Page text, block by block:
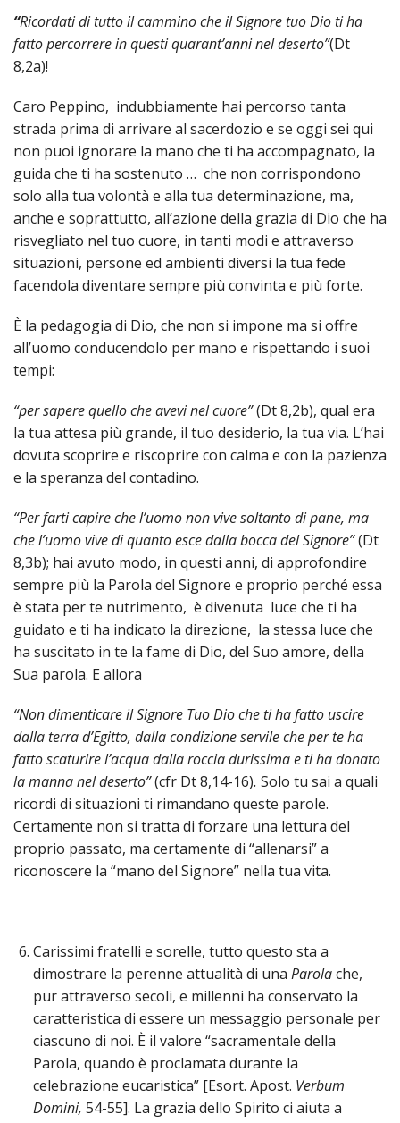
“Ricordati di tutto il cammino che il Signore tuo Dio ti ha
fatto percorrere in questi quarant’anni nel deserto”(Dt
8,2a)!
Caro Peppino, indubbiamente hai percorso tanta
strada prima di arrivare al sacerdozio e se oggi sei qui
non puoi ignorare la mano che ti ha accompagnato, la
guida che ti ha sostenuto … che non corrispondono
solo alla tua volontà e alla tua determinazione, ma,
anche e soprattutto, all’azione della grazia di Dio che ha
risvegliato nel tuo cuore, in tanti modi e attraverso
situazioni, persone ed ambienti diversi la tua fede
facendola diventare sempre più convinta e più forte.
È la pedagogia di Dio, che non si impone ma si offre
all’uomo conducendolo per mano e rispettando i suoi
tempi:
“per sapere quello che avevi nel cuore”(Dt 8,2b), qual era
la tua attesa più grande, il tuo desiderio, la tua via. L’hai
dovuta scoprire e riscoprire con calma e con la pazienza
e la speranza del contadino.
“Per farti capire che l’uomo non vive soltanto di pane, ma
che l’uomo vive di quanto esce dalla bocca del Signore”(Dt
8,3b); hai avuto modo, in questi anni, di approfondire
sempre più la Parola del Signore e proprio perché essa
è stata per te nutrimento, è divenuta luce che ti ha
guidato e ti ha indicato la direzione, la stessa luce che
ha suscitato in te la fame di Dio, del Suo amore, della
Sua parola. E allora
“Non dimenticare il Signore Tuo Dio che ti ha fatto uscire
dalla terra d’Egitto, dalla condizione servile che per te ha
fatto scaturire l’acqua dalla roccia durissima e ti ha donato
la manna nel deserto”(cfr Dt 8,14-16). Solo tu sai a quali
ricordi di situazioni ti rimandano queste parole.
Certamente non si tratta di forzare una lettura del
proprio passato, ma certamente di “allenarsi” a
riconoscere la “mano del Signore” nella tua vita.
Carissimi fratelli e sorelle, tutto questo sta a
dimostrare la perenne attualità di unaParolache,
pur attraverso secoli, e millenni ha conservato la
caratteristica di essere un messaggio personale per
ciascuno di noi. È il valore “sacramentale della
Parola, quando è proclamata durante la
celebrazione eucaristica” [Esort. Apost. Verbum
Domini,54-55]. La grazia dello Spirito ci aiuta a